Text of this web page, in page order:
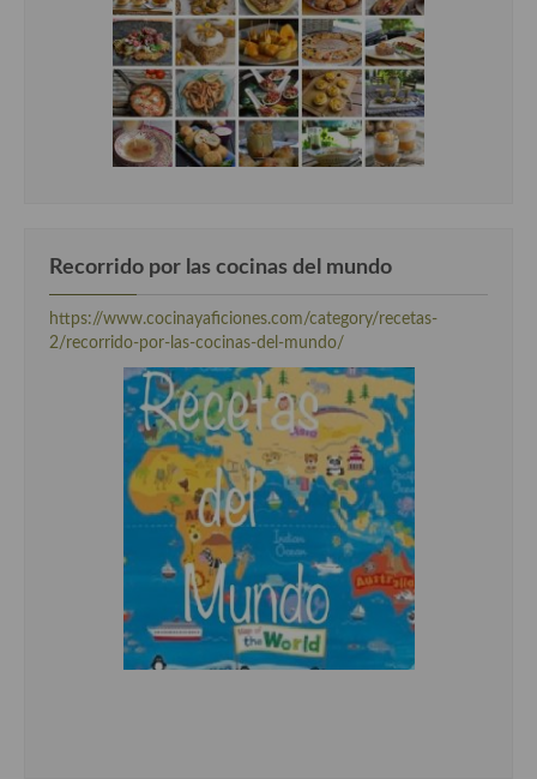
Recorrido por las cocinas del mundo
https://www.cocinayaficiones.com/category/recetas-
2/recorrido-por-las-cocinas-del-mundo/